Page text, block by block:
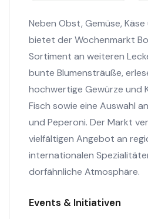
Neben Obst, Gemüse,
bietet der Wochenmarkt
Sortiment an weiteren
bunte Blumensträuße,
hochwertige Gewürze und
Fisch sowie eine Auswahl
und Peperoni. Der Markt
vielfältigen Angebot an
internationalen
dorfähnliche Atmosphäre.
Events & Initiativen